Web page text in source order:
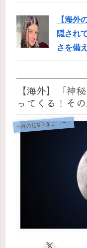
【海外
隠され
さを備
【海外】「神
ってくる！そ
海外の超常現象ニュース